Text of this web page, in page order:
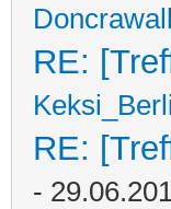
RE:
RE:
-